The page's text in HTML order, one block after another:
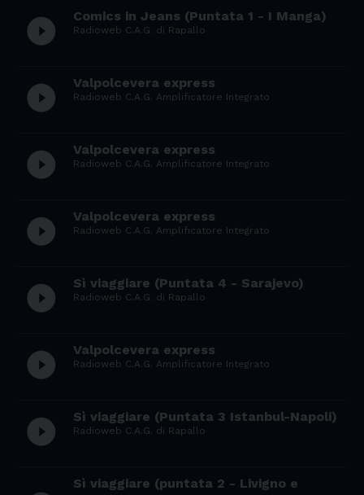
play_circle_filled Comics in Jeans (Puntata 1 - I Manga)
Radioweb C.A.G. di Rapallo
play_circle_filled Valpolcevera express
Radioweb C.A.G. Amplificatore Integrato
play_circle_filled Valpolcevera express
Radioweb C.A.G. Amplificatore Integrato
play_circle_filled Valpolcevera express
Radioweb C.A.G. Amplificatore Integrato
play_circle_filled Sì viaggiare (Puntata 4 - Sarajevo)
Radioweb C.A.G. di Rapallo
play_circle_filled Valpolcevera express
Radioweb C.A.G. Amplificatore Integrato
play_circle_filled Sì viaggiare (Puntata 3 Istanbul-Napoli)
Radioweb C.A.G. di Rapallo
Sì viaggiare (puntata 2 - Livigno e